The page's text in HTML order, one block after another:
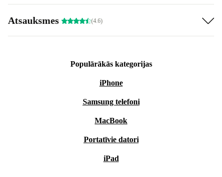
Atsauksmes (4.6)
Populārākās kategorijas
iPhone
Samsung telefoni
MacBook
Portatīvie datori
iPad